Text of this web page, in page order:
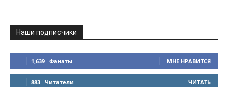
Наши подписчики
1,639 Фанаты МНЕ НРАВИТСЯ
883 Читатели ЧИТАТЬ